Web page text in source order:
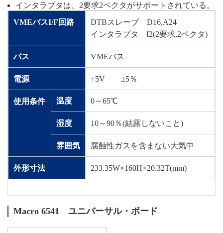
インタラプタは、2要求2ベクタがサポートされている。
VMEバスI/F回路
DTBスレーブ D16,A24
インタラプタ I2(2要求,2ベクタ)
バス VMEバス
電源 +5V ±5％
使用条件 温度 0～65℃
湿度 10～90％(結露しないこと)
雰囲気 腐蝕性ガスを含まない大気中
外形寸法 233.35W×160H×20.32T(mm)
Macro 6541 ユニバーサル・ボード